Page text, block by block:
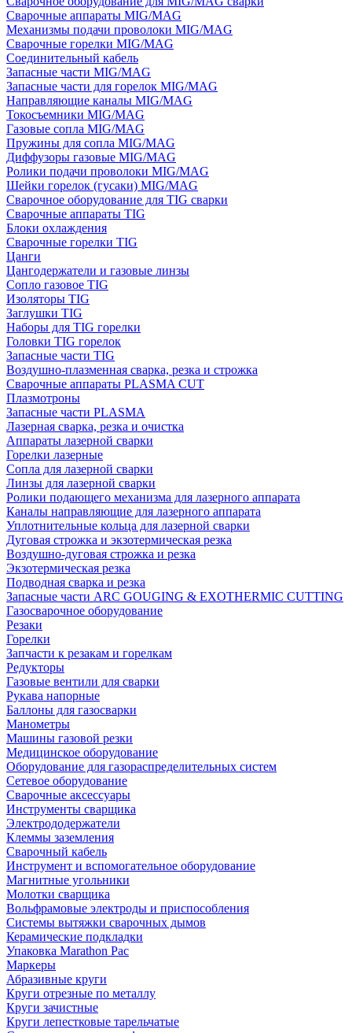
Сварочные аппараты MIG/MAG
Механизмы подачи проволоки MIG/MAG
Сварочные горелки MIG/MAG
Соединительный кабель
Запасные части MIG/MAG
Запасные части для горелок MIG/MAG
Направляющие каналы MIG/MAG
Токосъемники MIG/MAG
Газовые сопла MIG/MAG
Пружины для сопла MIG/MAG
Диффузоры газовые MIG/MAG
Ролики подачи проволоки MIG/MAG
Шейки горелок (гусаки) MIG/MAG
Сварочное оборудование для TIG сварки
Сварочные аппараты TIG
Блоки охлаждения
Сварочные горелки TIG
Цанги
Цангодержатели и газовые линзы
Сопло газовое TIG
Изоляторы TIG
Заглушки TIG
Наборы для TIG горелки
Головки TIG горелок
Запасные части TIG
Воздушно-плазменная сварка, резка и строжка
Сварочные аппараты PLASMA CUT
Плазмотроны
Запасные части PLASMA
Лазерная сварка, резка и очистка
Аппараты лазерной сварки
Горелки лазерные
Сопла для лазерной сварки
Линзы для лазерной сварки
Ролики подающего механизма для лазерного аппарата
Каналы направляющие для лазерного аппарата
Уплотнительные кольца для лазерной сварки
Дуговая строжка и экзотермическая резка
Воздушно-дуговая строжка и резка
Экзотермическая резка
Подводная сварка и резка
Запасные части ARC GOUGING & EXOTHERMIC CUTTING
Газосварочное оборудование
Резаки
Горелки
Запчасти к резакам и горелкам
Редукторы
Газовые вентили для сварки
Рукава напорные
Баллоны для газосварки
Манометры
Машины газовой резки
Медицинское оборудование
Оборудование для газораспределительных систем
Сетевое оборудование
Сварочные аксессуары
Инструменты сварщика
Электрододержатели
Клеммы заземления
Сварочный кабель
Инструмент и вспомогательное оборудование
Магнитные угольники
Молотки сварщика
Вольфрамовые электроды и приспособления
Системы вытяжки сварочных дымов
Керамические подкладки
Упаковка Marathon Pac
Маркеры
Абразивные круги
Круги отрезные по металлу
Круги зачистные
Круги лепестковые тарельчатые